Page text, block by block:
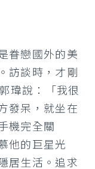
眷戀國外的美
訪談時，才剛
瑋說：「我很
發呆，就坐在
機完全關
他的巨星光
居生活。追求